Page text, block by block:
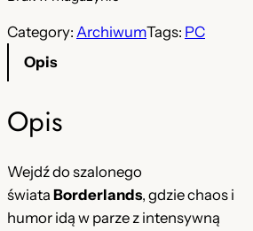
a
s
i
w
:
Category: ArchiwumTags: PC
Opis
Opis
Wejdź do szalonego
świata Borderlands, gdzie chaos i
humor idą w parze z intensywną